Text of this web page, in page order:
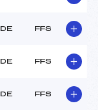
FFS
FFS
FFS